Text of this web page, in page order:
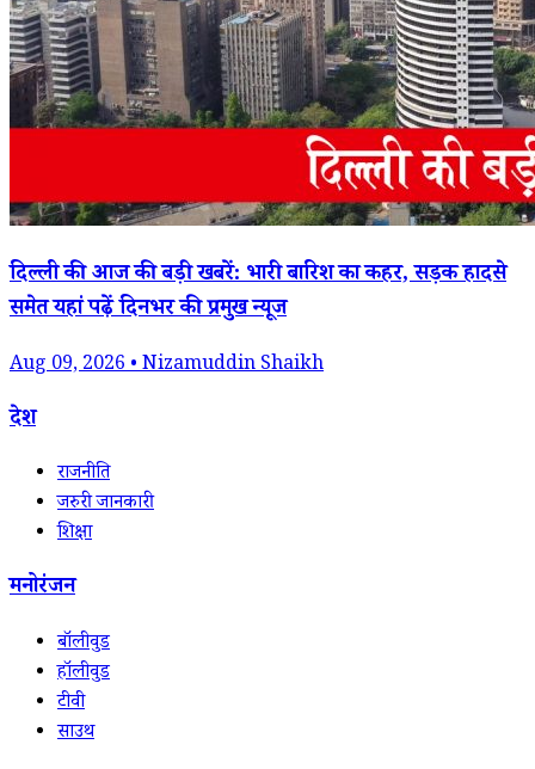
दिल्ली की आज की बड़ी खबरें: भारी बारिश का कहर, सड़क हादसे
समेत यहां पढ़ें दिनभर की प्रमुख न्यूज
Aug 09, 2026 • Nizamuddin Shaikh
देश
राजनीति
जरुरी जानकारी
शिक्षा
मनोरंजन
बॉलीवुड
हॉलीवुड
टीवी
साउथ